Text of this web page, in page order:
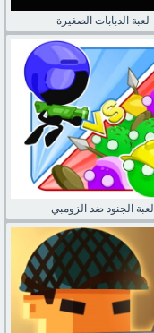
لعبة الدبابات الصغيرة
لعبة الجنود ضد الزومبي